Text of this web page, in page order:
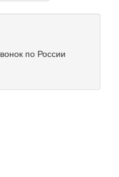
по России